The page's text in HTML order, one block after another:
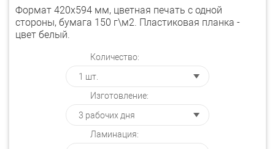
Формат 420х594 мм, цветная печать с одной
стороны, бумага 150 г\м2. Пластиковая планка -
цвет белый.
Количество:
Изготовление:
Ламинация: